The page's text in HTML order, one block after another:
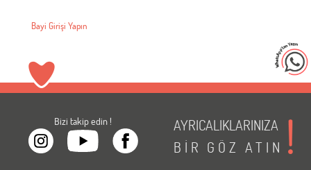
Bayi Girişi Yapın
Bizi takip edin !
AYRICALIKLARINIZA
BİR GÖZ ATIN